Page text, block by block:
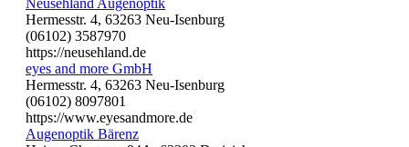
Hermesstr. 4, 63263 Neu-Isenburg
(06102) 3587970
https://neusehland.de
eyes and more GmbH
Hermesstr. 4, 63263 Neu-Isenburg
(06102) 8097801
https://www.eyesandmore.de
Augenoptik Bärenz